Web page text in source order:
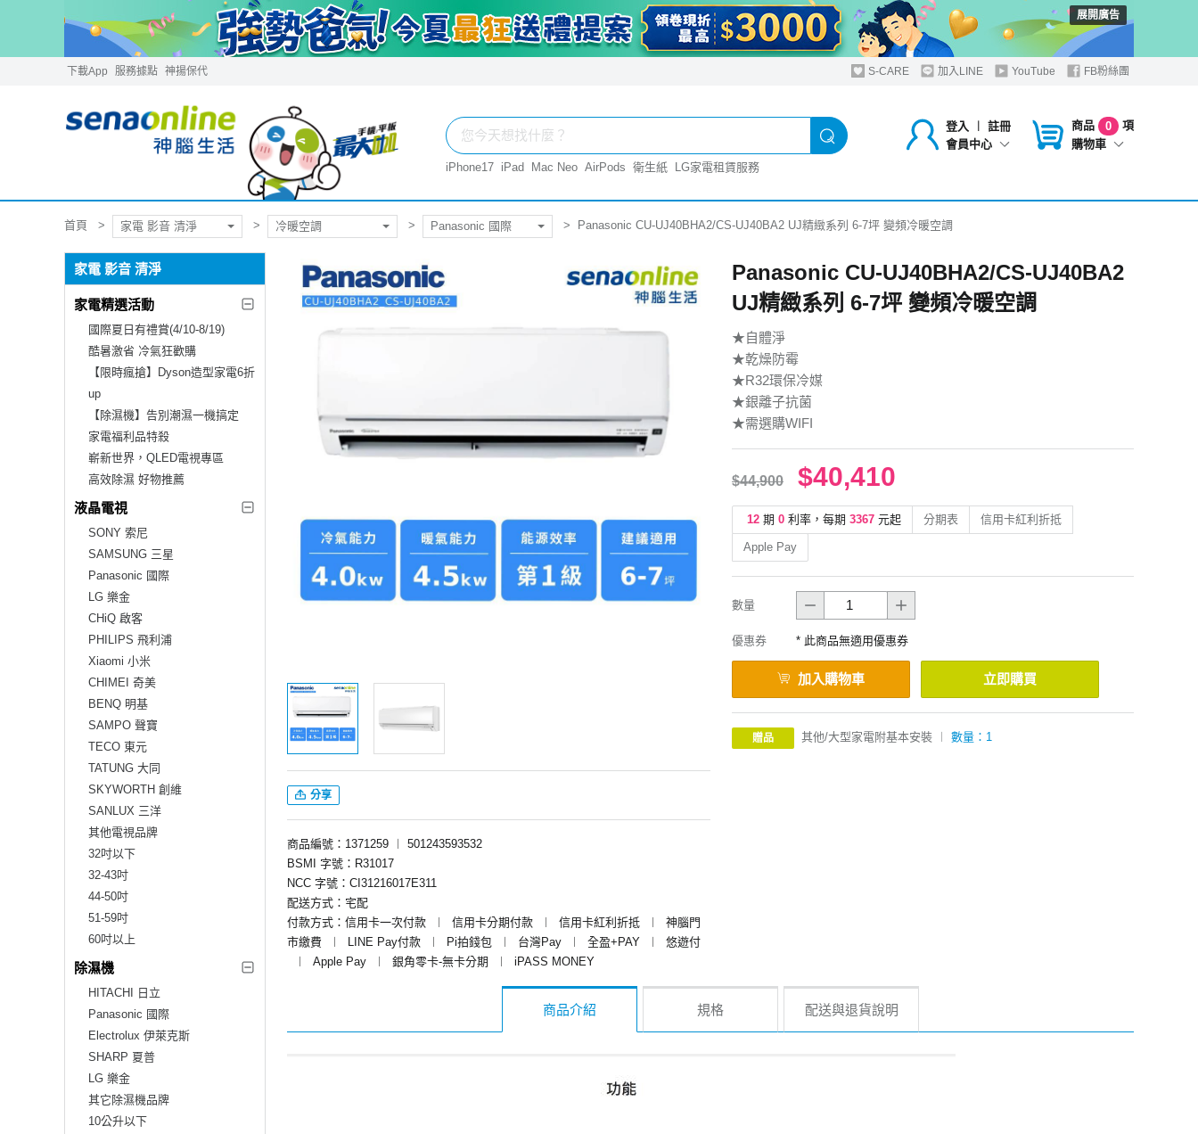
展開廣告
下載App 服務據點 神揚保代 S-CARE 加入LINE YouTube FB粉絲團
登入 ︱
註冊
會員中心
商品 0
項
購物車
iPhone17 iPad Mac Neo AirPods 衛生紙 LG家電租賃服務
首頁 家電 影音 清淨 冷暖空調 Panasonic 國際 Panasonic CU-UJ40BHA2/CS-UJ40BA2 UJ精緻系列 6-7坪 變頻冷暖空調
家電 影音 清淨
家電精選活動
國際夏日有禮賞(4/10-8/19)
酷暑激省 冷氣狂歡購
【限時瘋搶】Dyson造型家電6折
up
【除濕機】告別潮濕一機搞定
家電福利品特殺
嶄新世界，QLED電視專區
高效除濕 好物推薦
液晶電視
SONY 索尼
SAMSUNG 三星
Panasonic 國際
LG 樂金
CHiQ 啟客
PHILIPS 飛利浦
Xiaomi 小米
CHIMEI 奇美
BENQ 明基
SAMPO 聲寶
TECO 東元
TATUNG 大同
SKYWORTH 創維
SANLUX 三洋
其他電視品牌
32吋以下
32-43吋
44-50吋
51-59吋
60吋以上
除濕機
HITACHI 日立
Panasonic 國際
Electrolux 伊萊克斯
SHARP 夏普
LG 樂金
其它除濕機品牌
10公升以下
分享
商品編號：1371259 ︱
501243593532
BSMI 字號：R31017
NCC 字號：CI31216017E311
配送方式：宅配
付款方式：信用卡一次付款
︱ 信用卡分期付款 ︱ 信用卡紅利折抵 ︱
神腦門
市繳費
︱ LINE Pay付款 ︱ Pi拍錢包 ︱ 台灣Pay ︱ 全盈+PAY ︱
悠遊付
︱
Apple Pay ︱ 銀角零卡-無卡分期 ︱ iPASS MONEY
Panasonic CU-UJ40BHA2/CS-UJ40BA2
UJ精緻系列 6-7坪 變頻冷暖空調
★自體淨
★乾燥防霉
★R32環保冷媒
★銀離子抗菌
★需選購WIFI
$44,900 $40,410
12 期 0 利率，每期 3367 元起 分期表 信用卡紅利折抵
Apple Pay
數量
優惠券 * 此商品無適用優惠券
加入購物車 立即購買
贈品 其他/大型家電附基本安裝 ︱ 數量：1
商品介紹 規格 配送與退貨說明